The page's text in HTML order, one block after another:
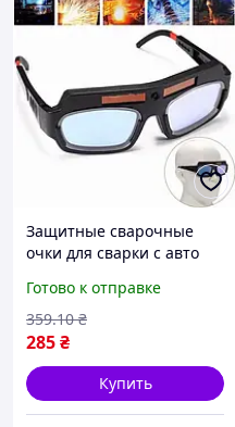
Защитные сварочные
очки для сварки с авто
УФ и ИК лучей
Готово к отправке
285₴
359.10 ₴
Купить